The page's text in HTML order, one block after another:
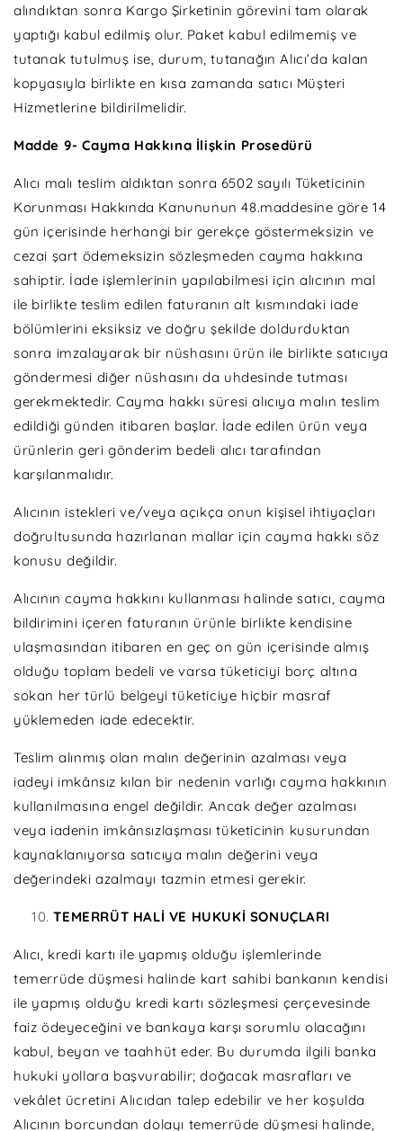
alındıktan sonra Kargo Şirketinin görevini tam olarak
yaptığı kabul edilmiş olur. Paket kabul edilmemiş ve
tutanak tutulmuş ise, durum, tutanağın Alıcı’da kalan
kopyasıyla birlikte en kısa zamanda satıcı Müşteri
Hizmetlerine bildirilmelidir.
Madde 9- Cayma Hakkına İlişkin Prosedürü
Alıcı malı teslim aldıktan sonra 6502 sayılı Tüketicinin
Korunması Hakkında Kanununun 48.maddesine göre14
gün içerisinde herhangi bir gerekçe göstermeksizin ve
cezai şart ödemeksizin sözleşmeden cayma hakkına
sahiptir. İade işlemlerinin yapılabilmesi için alıcının mal
ile birlikte teslim edilen faturanın alt kısmındaki iade
bölümlerini eksiksiz ve doğru şekilde doldurduktan
sonra imzalayarak bir nüshasını ürün ile birlikte satıcıya
göndermesi diğer nüshasını da uhdesinde tutması
gerekmektedir. Cayma hakkı süresi alıcıya malın teslim
edildiği günden itibaren başlar. İade edilen ürün veya
ürünlerin geri gönderim bedeli alıcı tarafından
karşılanmalıdır.
Alıcının istekleri ve/veya açıkça onun kişisel ihtiyaçları
doğrultusunda hazırlanan mallar için cayma hakkı söz
konusu değildir.
Alıcının cayma hakkını kullanması halinde satıcı, cayma
bildirimini içeren faturanın ürünle birlikte kendisine
ulaşmasından itibaren en geç on gün içerisinde almış
olduğu toplam bedeli ve varsa tüketiciyi borç altına
sokan her türlü belgeyi tüketiciye hiçbir masraf
yüklemeden iade edecektir.
Teslim alınmış olan malın değerinin azalması veya
iadeyi imkânsız kılan bir nedenin varlığı cayma hakkının
kullanılmasına engel değildir. Ancak değer azalması
veya iadenin imkânsızlaşması tüketicinin kusurundan
kaynaklanıyorsa satıcıya malın değerini veya
değerindeki azalmayı tazmin etmesi gerekir.
TEMERRÜT HALİ VE HUKUKİ SONUÇLARI
Alıcı, kredi kartı ile yapmış olduğu işlemlerinde
temerrüde düşmesi halinde kart sahibi bankanın kendisi
ile yapmış olduğu kredi kartı sözleşmesi çerçevesinde
faiz ödeyeceğini ve bankaya karşı sorumlu olacağını
kabul, beyan ve taahhüt eder. Bu durumda ilgili banka
hukuki yollara başvurabilir; doğacak masrafları ve
vekâlet ücretini Alıcıdan talep edebilir ve her koşulda
Alıcının borcundan dolayı temerrüde düşmesi halinde,